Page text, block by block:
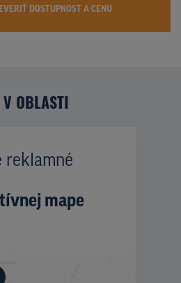
DOSTUPNOST A CENU
OBLASTI
reklamné
mape